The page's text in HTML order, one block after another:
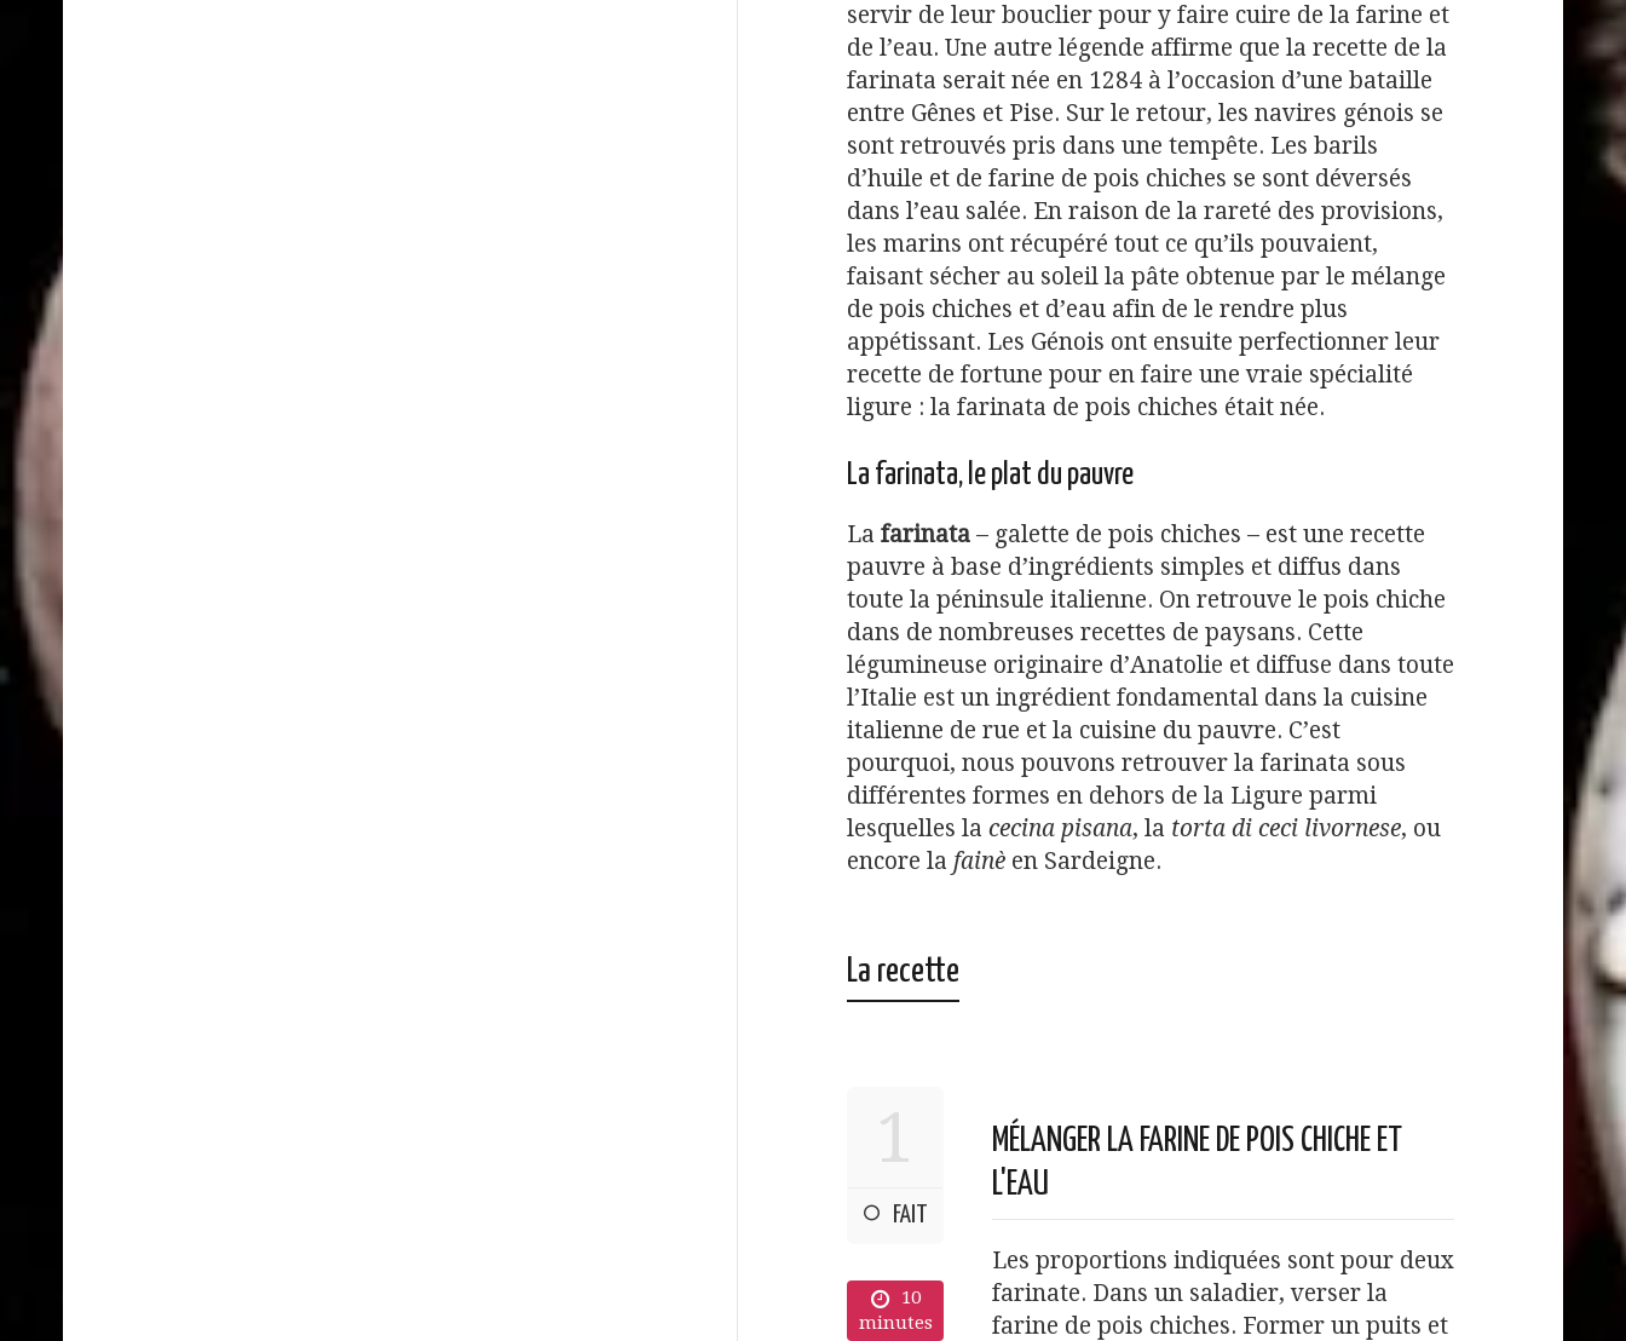
servir de leur bouclier pour y faire cuire de la farine et
de l’eau. Une autre légende affirme que la recette de la
farinata serait née en 1284 à l’occasion d’une bataille
entre Gênes et Pise. Sur le retour, les navires génois se
sont retrouvés pris dans une tempête. Les barils
d’huile et de farine de pois chiches se sont déversés
dans l’eau salée. En raison de la rareté des provisions,
les marins ont récupéré tout ce qu’ils pouvaient,
faisant sécher au soleil la pâte obtenue par le mélange
de pois chiches et d’eau afin de le rendre plus
appétissant. Les Génois ont ensuite perfectionner leur
recette de fortune pour en faire une vraie spécialité
ligure : la farinata de pois chiches était née.
La farinata, le plat du pauvre
La farinata – galette de pois chiches – est une recette
pauvre à base d’ingrédients simples et diffus dans
toute la péninsule italienne. On retrouve le pois chiche
dans de nombreuses recettes de paysans. Cette
légumineuse originaire d’Anatolie et diffuse dans toute
l’Italie est un ingrédient fondamental dans la cuisine
italienne de rue et la cuisine du pauvre. C’est
pourquoi, nous pouvons retrouver la farinata sous
différentes formes en dehors de la Ligure parmi
lesquelles la cecina pisana, la torta di ceci livornese, ou
encore la fainè en Sardeigne.
La recette
1
FAIT
10
minutes
MÉLANGER LA FARINE DE POIS CHICHE ET
L'EAU
Les proportions indiquées sont pour deux
farinate. Dans un saladier, verser la
farine de pois chiches. Former un puits et